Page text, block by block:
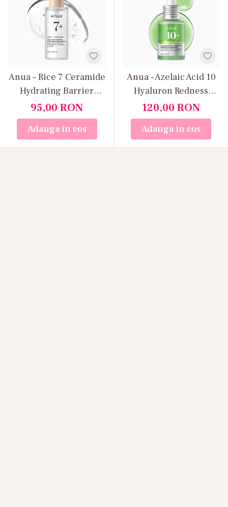
Anua – Rice 7 Ceramide
Hydrating Barrier
Serum – Ser facial
iluminator și reparator
cu orez și ceramide
95,00RON
Adauga in cos
Anua - Azelaic Acid 10
Hyaluron Redness
Soothing Serum - Ser
calmant cu 10% acid
azelaic și pantenol
120,00RON
Adauga in cos